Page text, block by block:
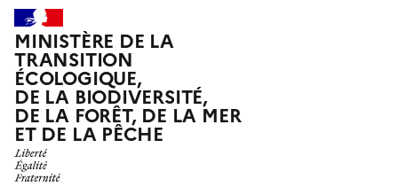
MINISTÈRE DE LA
TRANSITION
ÉCOLOGIQUE,
DE LA BIODIVERSITÉ,
DE LA FORÊT, DE LA MER
ET DE LA PÊCHE